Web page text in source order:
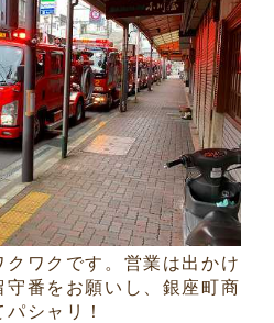
ワクです。営業は出かけ
番をお願いし、銀座町商
シャリ！